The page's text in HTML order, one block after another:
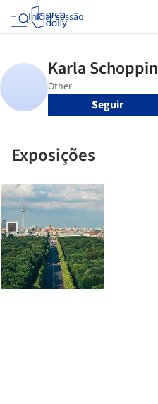
Iniciar sessão
Seguir
Exposições